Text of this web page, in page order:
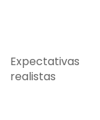
Expectativas
realistas